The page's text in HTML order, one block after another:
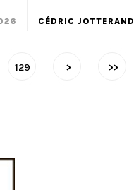
CÉDRIC JOTTERAND
129 > >>